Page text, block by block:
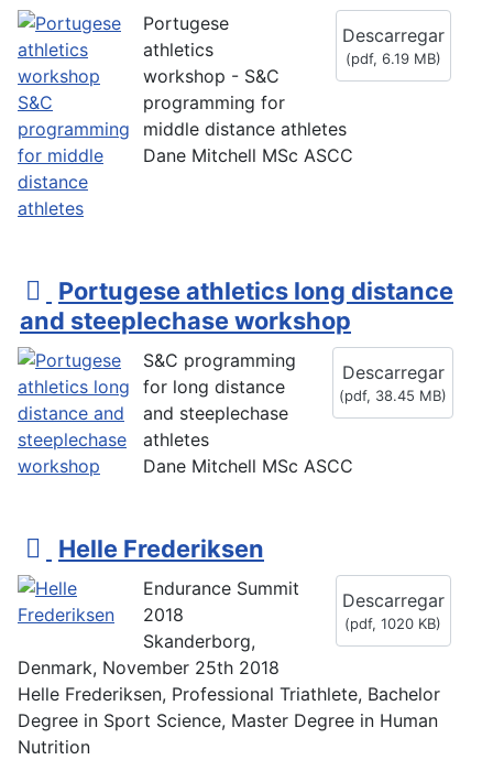
Descarregar
(pdf, 6.19 MB)
Portugese
athletics
workshop - S&C
programming for
middle distance athletes
Dane Mitchell MSc ASCC
p
d
f
Portugese athletics long distance
and steeplechase workshop
Descarregar
(pdf, 38.45 MB)
S&C programming
for long distance
and steeplechase
athletes
Dane Mitchell MSc ASCC
p
d
f
Helle Frederiksen
Descarregar
(pdf, 1020 KB)
Endurance Summit
2018
Skanderborg,
Denmark, November 25th 2018
Helle Frederiksen, Professional Triathlete, Bachelor
Degree in Sport Science, Master Degree in Human
Nutrition